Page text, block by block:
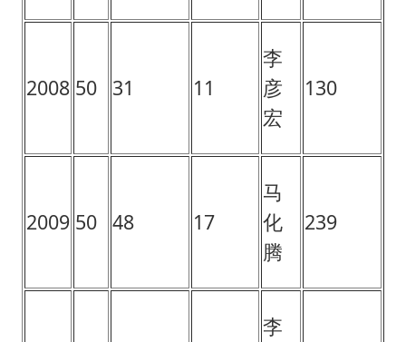
2008 50 31 11
李
彦
宏
130
2009 50 48 17
马
化
腾
239
李